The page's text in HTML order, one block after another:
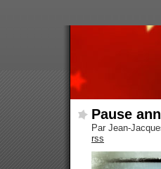
Pause
Par Jean-
rss